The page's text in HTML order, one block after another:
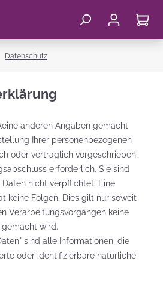
Datenschutz
anderen Angaben gemacht
Ihrer personenbezogenen
oder vertraglich vorgeschrieben,
erforderlich. Sie sind
nicht verpflichtet. Eine
keine Folgen. Dies gilt nur soweit
Verarbeitungsvorgängen keine
wird.
sind alle Informationen, die
oder identifizierbare natürliche